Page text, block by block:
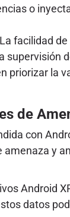
o
La facilidad
priorizar la
de
con
y
Android
datos